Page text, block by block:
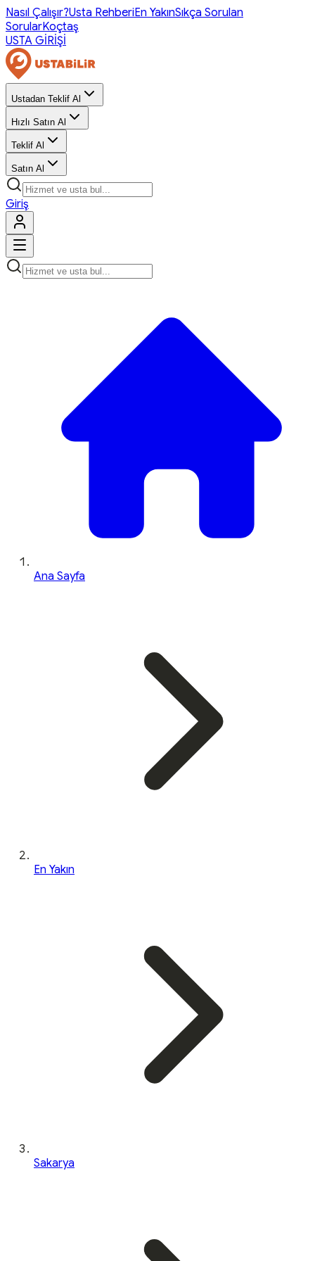
Nasıl Çalışır?Usta RehberiEn YakınSıkça Sorulan
SorularKoçtaş
USTA GİRİŞİ
Ustadan Teklif Al
Hızlı Satın Al
Teklif Al
Satın Al
Giriş
Ana Sayfa
En Yakın
Sakarya